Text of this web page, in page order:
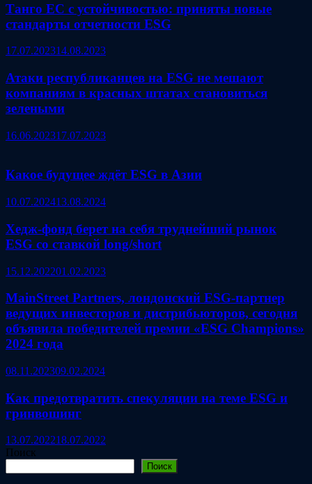
Танго ЕС с устойчивостью: приняты новые
стандарты отчетности ESG
17.07.202314.08.2023
Атаки республиканцев на ESG не мешают
компаниям в красных штатах становиться
зелеными
16.06.202317.07.2023
Какое будущее ждёт ESG в Азии
10.07.202413.08.2024
Хедж-фонд берет на себя труднейший рынок
ESG со ставкой long/short
15.12.202201.02.2023
MainStreet Partners, лондонский ESG-партнер
ведущих инвесторов и дистрибьюторов, сегодня
объявила победителей премии «ESG Champions»
2024 года
08.11.202309.02.2024
Как предотвратить спекуляции на теме ESG и
гринвошинг
13.07.202218.07.2022
Поиск
Поиск